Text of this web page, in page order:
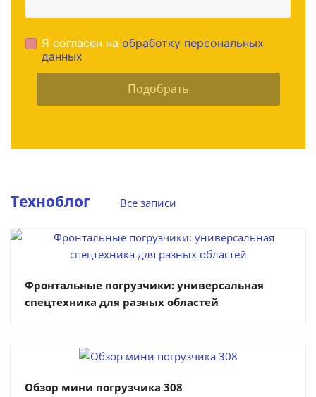
Я согласен на обработку персональных
данных
Техноблог Все записи
Фронтальные погрузчики: универсальная
спецтехника для разных областей
Обзор мини погрузчика 308